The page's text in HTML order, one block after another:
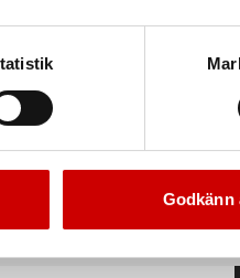
Godkänn
till bandslip 10mm